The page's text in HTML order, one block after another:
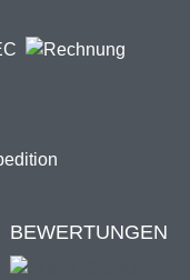
BEWERTUNGEN